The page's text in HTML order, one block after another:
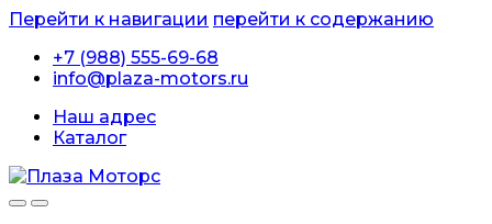
Перейти к навигации перейти к содержанию
+7 (988) 555-69-68
info@plaza-motors.ru
Наш адрес
Каталог